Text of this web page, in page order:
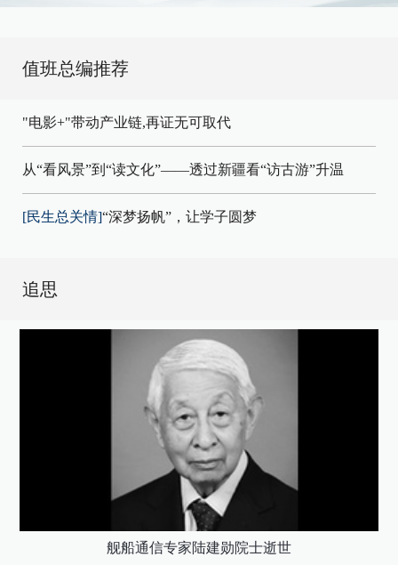
值班总编推荐
"电影+"带动产业链,再证无可取代
从“看风景”到“读文化”——透过新疆看“访古游”升温
[民生总关情]“深梦扬帆”，让学子圆梦
追思
舰船通信专家陆建勋院士逝世